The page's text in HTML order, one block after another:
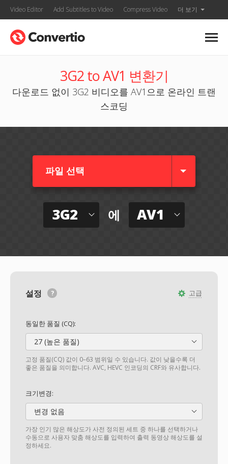
Video Editor Add Subtitles to Video Compress Video 더 보기
3G2 to AV1 변환기
다운로드 없이 3G2 비디오를 AV1으로 온라인 트랜
스코딩
파일 선택
3G2 에 AV1
고급
설정
동일한 품질 (CQ):
27 (높은 품질)
고정 품질(CQ) 값이 0–63 범위일 수 있습니다. 값이 낮을수록 더
좋은 품질을 의미합니다. AVC, HEVC 인코딩의 CRF와 유사합니다.
크기변경:
변경 없음
가장 인기 많은 해상도가 사전 정의된 세트 중 하나를 선택하거나
수동으로 사용자 맞춤 해상도를 입력하여 출력 동영상 해상도를 설
정하세요.